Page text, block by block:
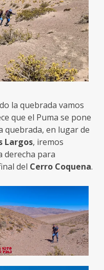
la quebrada vamos
que el Puma se pone
quebrada, en lugar de
Largos, iremos
derecha para
del Cerro Coquena.